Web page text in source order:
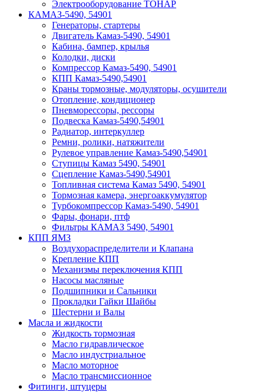
Электрооборудование ТОНАР
КАМАЗ-5490, 54901
Генераторы, стартеры
Двигатель Камаз-5490, 54901
Кабина, бампер, крылья
Колодки, диски
Компрессор Камаз-5490, 54901
КПП Камаз-5490,54901
Краны тормозные, модуляторы, осушители
Отопление, кондиционер
Пневморессоры, рессоры
Подвеска Камаз-5490,54901
Радиатор, интеркуллер
Ремни, ролики, натяжители
Рулевое управление Камаз-5490,54901
Ступицы Камаз 5490, 54901
Сцепление Камаз-5490,54901
Топливная система Камаз 5490, 54901
Тормозная камера, энергоаккумулятор
Турбокомпрессор Камаз-5490, 54901
Фары, фонари, птф
Фильтры КАМАЗ 5490, 54901
КПП ЯМЗ
Воздухораспределители и Клапана
Крепление КПП
Механизмы переключения КПП
Насосы масляные
Подшипники и Сальники
Прокладки Гайки Шайбы
Шестерни и Валы
Масла и жидкости
Жидкость тормозная
Масло гидравлическое
Масло индустриальное
Масло моторное
Масло трансмиссионное
Фитинги, штуцеры